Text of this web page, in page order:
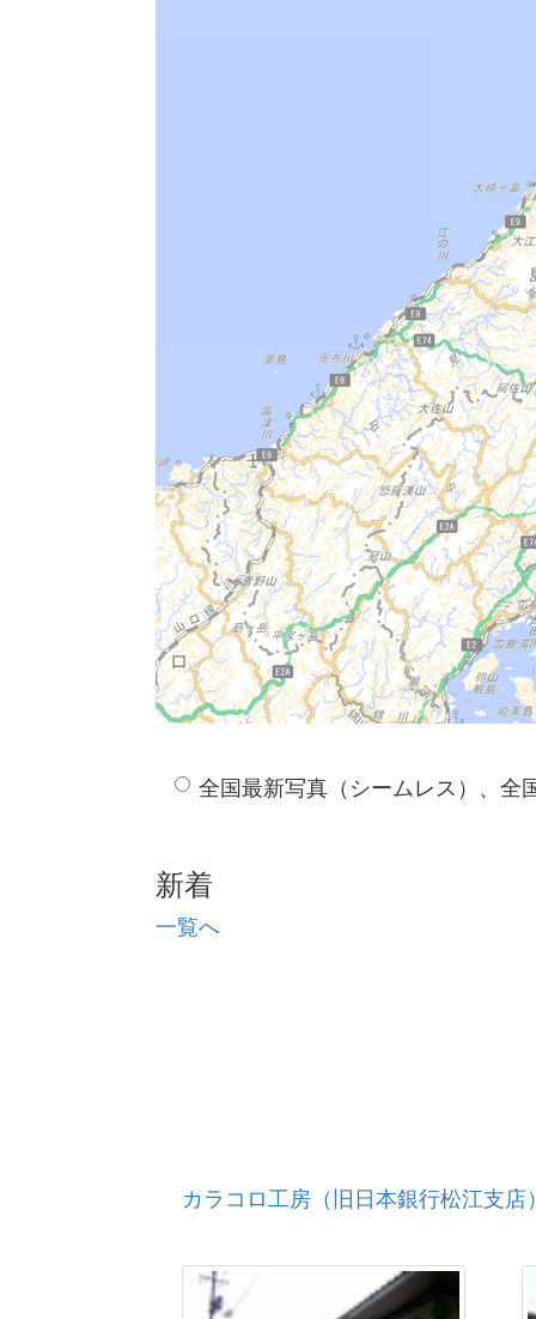
全国最新写真（シームレス）、全
新着
一覧へ
カラコロ工房（旧日本銀行松江支店